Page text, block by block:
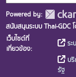
Powered by:
สนับสนุนระบบ Thai-
เว็บไซต์ที่
เกี่ยวข้อง:
ร
บ
รัฐ